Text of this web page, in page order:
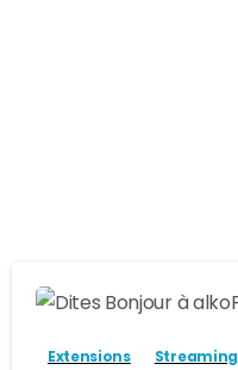
Extensions Streaming